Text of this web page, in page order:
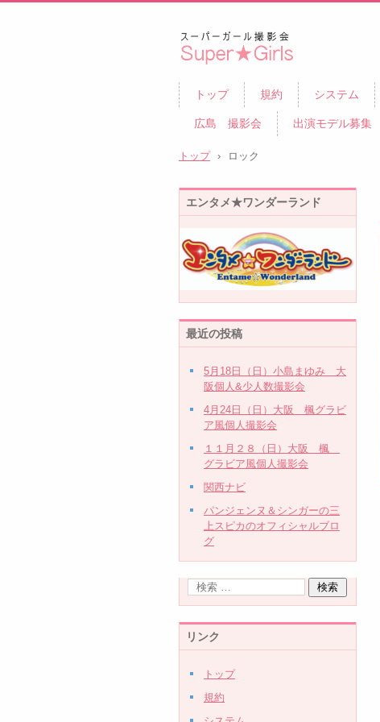
トップ 規約 システム
広島 撮影会 出演モデル募集
トップ › ロック
エンタメ★ワンダーランド
最近の投稿
5月18日（日）小島まゆみ 大
阪個人&少人数撮影会
4月24日（日）大阪 楓グラビ
ア風個人撮影会
１１月２８（日）大阪 楓
グラビア風個人撮影会
関西ナビ
パンジェンヌ＆シンガーの三
上スピカのオフィシャルブロ
グ
リンク
トップ
規約